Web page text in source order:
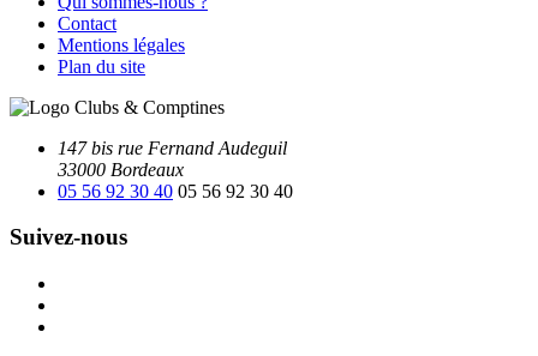
Contact
Mentions légales
Plan du site
147 bis rue Fernand Audeguil
33000 Bordeaux
05 56 92 30 40 05 56 92 30 40
Suivez-nous